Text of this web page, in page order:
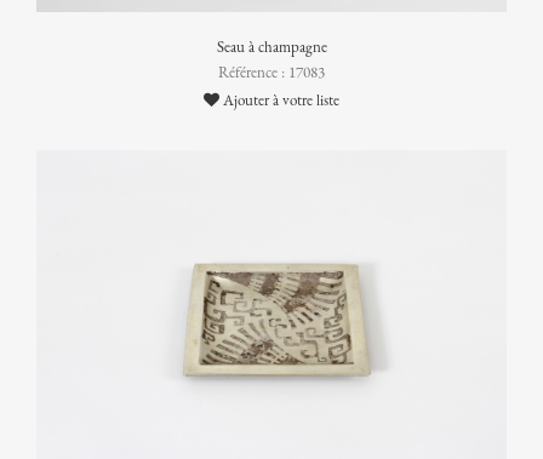
Seau à champagne
Référence : 17083
Ajouter à votre liste